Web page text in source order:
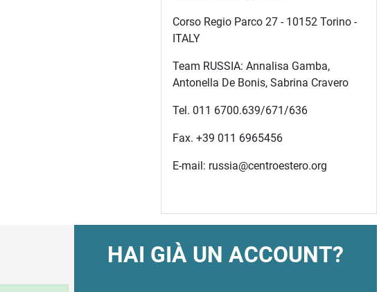
Corso Regio Parco 27 - 10152 Torino -
ITALY
Team RUSSIA: Annalisa Gamba,
Antonella De Bonis, Sabrina Cravero
Tel. 011 6700.639/671/636
Fax. +39 011 6965456
E-mail: russia@centroestero.org
HAI GIÀ UN ACCOUNT?